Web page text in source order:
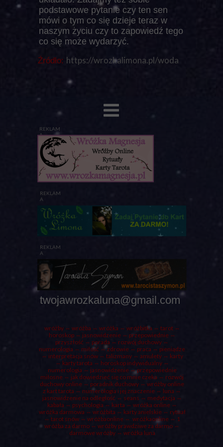
REKLAM
A
REKLAM
A
REKLAM
A
wróżby ⇔ wróżba ⇔ wróżka ⇔ wróżbitka ⇔ tarot⇔
horoskop ⇔ jasnowidzenie ⇔ przepowiednie ⇔
przyszłość ⇔ porada ⇔ rozwój duchowy ⇔
numerologia ⇔ miłość ⇔ zdrowie ⇔ praca ⇔ pieniądze
⇔ interpretacja snów ⇔ talizmany ⇔ amulety ⇔ karty
⇔ karty tarota ⇔ horoskop indywidualny ⇔
numerologia ⇔ jasnowidzenie ⇔ przepowiednie
miłosne ⇔ jak dowiedzieć się co mnie czeka ⇔ rozwój
duchowy online ⇔ poradnik duchowy ⇔ wróżby online
z kart tarota ⇔ numerologia i jej znaczenie ⇔ luna ⇔
jasnowidzenie na odległość ⇔ seans ⇔ medytacja ⇔
kabała ⇔ psychologia ⇔ karta ⇔ wróżka online ⇔
wróżka darmowa ⇔ wróżbita ⇔ karty anielskie ⇔ rytuał
⇔ tarot snów ⇔ wróżbaonline ⇔ wróżkaonline ⇔ 1
wróżba za darmo ⇔ wróżby prawdziwe za darmo ⇔
darmowe wróżby ⇔ wróżka luna
twojawrozkaluna@gmail.com
Źródło: https://wrozkalimona.pl/woda
podstawowe pytanie czy ten sen
mówi o tym co się dzieje teraz w
naszym życiu czy to zapowiedź tego
co się może wydarzyć.